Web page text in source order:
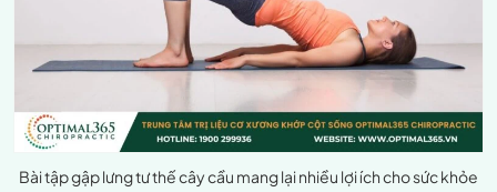
Bài tập gập lưng tư thế cây cầu mang lại nhiều lợi ích cho sức khỏe